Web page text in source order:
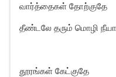
வார்த்தைகள் தோற்குதே
தீண்டலே தரும் மொழி நீயா
தூரங்கள் கேட்குதே